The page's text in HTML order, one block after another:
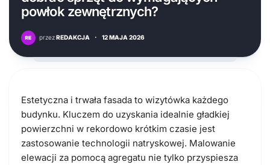
powłok zewnętrznych?
przezREDAKCJA · 12 MAJA 2026
Estetyczna i trwała fasada to wizytówka każdego
budynku. Kluczem do uzyskania idealnie gładkiej
powierzchni w rekordowo krótkim czasie jest
zastosowanie technologii natryskowej. Malowanie
elewacji za pomocą agregatu nie tylko przyspiesza